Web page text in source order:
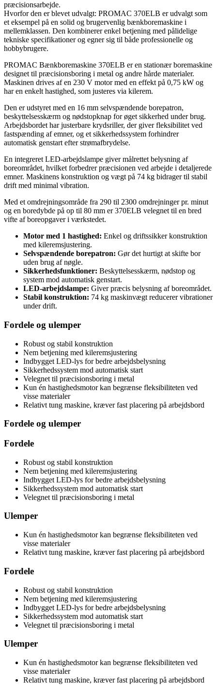
præcisionsarbejde.
Hvorfor den er blevet udvalgt: PROMAC 370ELB er udvalgt som
et eksempel på en solid og brugervenlig bænkboremaskine i
mellemklassen. Den kombinerer enkel betjening med pålidelige
tekniske specifikationer og egner sig til både professionelle og
hobbybrugere.
PROMAC Bænkboremaskine 370ELB er en stationær boremaskine
designet til præcisionsboring i metal og andre hårde materialer.
Maskinen drives af en 230 V motor med en effekt på 0,75 kW og
har en enkelt hastighed, som justeres via kilerem.
Den er udstyret med en 16 mm selvspændende borepatron,
beskyttelsesskærm og nødstopknap for øget sikkerhed under brug.
Arbejdsbordet har justerbare krydsriller, der giver fleksibilitet ved
fastspænding af emner, og et sikkerhedssystem forhindrer
automatisk genstart efter strømafbrydelse.
En integreret LED-arbejdslampe giver målrettet belysning af
boreområdet, hvilket forbedrer præcisionen ved arbejde i detaljerede
emner. Maskinens konstruktion og vægt på 74 kg bidrager til stabil
drift med minimal vibration.
Med et omdrejningsområde fra 290 til 2300 omdrejninger pr. minut
og en boredybde på op til 80 mm er 370ELB velegnet til en bred
vifte af boreopgaver i værkstedet.
Motor med 1 hastighed: Enkel og driftssikker konstruktion
med kileremsjustering.
Selvspændende borepatron: Gør det hurtigt at skifte bor
uden brug af nøgle.
Sikkerhedsfunktioner: Beskyttelsesskærm, nødstop og
system mod automatisk genstart.
LED-arbejdslampe: Giver præcis belysning af boreområdet.
Stabil konstruktion: 74 kg maskinvægt reducerer vibrationer
under drift.
Fordele og ulemper
Robust og stabil konstruktion
Nem betjening med kileremsjustering
Indbygget LED-lys for bedre arbejdsbelysning
Sikkerhedssystem mod automatisk start
Velegnet til præcisionsboring i metal
Kun én hastighedsmotor kan begrænse fleksibiliteten ved
visse materialer
Relativt tung maskine, kræver fast placering på arbejdsbord
Fordele og ulemper
Fordele
Robust og stabil konstruktion
Nem betjening med kileremsjustering
Indbygget LED-lys for bedre arbejdsbelysning
Sikkerhedssystem mod automatisk start
Velegnet til præcisionsboring i metal
Ulemper
Kun én hastighedsmotor kan begrænse fleksibiliteten ved
visse materialer
Relativt tung maskine, kræver fast placering på arbejdsbord
Fordele
Robust og stabil konstruktion
Nem betjening med kileremsjustering
Indbygget LED-lys for bedre arbejdsbelysning
Sikkerhedssystem mod automatisk start
Velegnet til præcisionsboring i metal
Ulemper
Kun én hastighedsmotor kan begrænse fleksibiliteten ved
visse materialer
Relativt tung maskine, kræver fast placering på arbejdsbord